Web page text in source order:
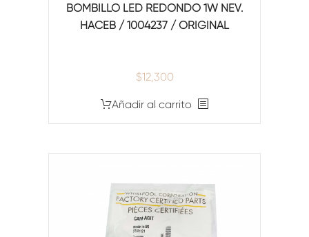
BOMBILLO LED REDONDO 1W NEV.
HACEB / 1004237 / ORIGINAL
$12,300
Añadir al carrito